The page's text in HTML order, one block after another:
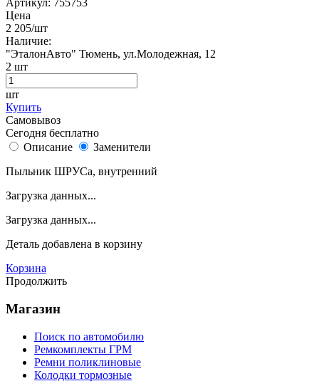
Артикул: 755753
Цена
2 205/шт
Наличие:
"ЭталонАвто" Тюмень, ул.Молодежная, 12
2 шт
шт
Купить
Самовывоз
Сегодня бесплатно
Описание
Заменители
Пыльник ШРУСа, внутренний
Загрузка данных...
Загрузка данных...
Деталь добавлена в корзину
Корзина
Продолжить
Магазин
Поиск по автомобилю
Ремкомплекты ГРМ
Ремни поликлиновые
Колодки тормозные